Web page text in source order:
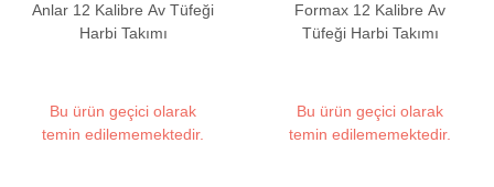
Anlar 12 Kalibre Av Tüfeği
Harbi Takımı
Bu ürün geçici olarak
temin edilememektedir.
Formax 12 Kalibre Av
Tüfeği Harbi Takımı
Bu ürün geçici olarak
temin edilememektedir.